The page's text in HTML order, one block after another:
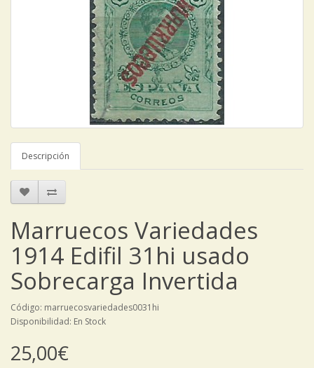
Descripción
Marruecos Variedades
1914 Edifil 31hi usado
Sobrecarga Invertida
Código: marruecosvariedades0031hi
Disponibilidad: En Stock
25,00€